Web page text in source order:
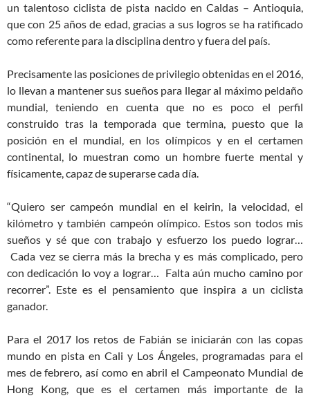
un talentoso ciclista de pista nacido en Caldas – Antioquia,
que con 25 años de edad, gracias a sus logros se ha ratificado
como referente para la disciplina dentro y fuera del país.
Precisamente las posiciones de privilegio obtenidas en el 2016,
lo llevan a mantener sus sueños para llegar al máximo peldaño
mundial, teniendo en cuenta que no es poco el perfil
construido tras la temporada que termina, puesto que la
posición en el mundial, en los olímpicos y en el certamen
continental, lo muestran como un hombre fuerte mental y
físicamente, capaz de superarse cada día.
“Quiero ser campeón mundial en el keirin, la velocidad, el
kilómetro y también campeón olímpico. Estos son todos mis
sueños y sé que con trabajo y esfuerzo los puedo lograr…
Cada vez se cierra más la brecha y es más complicado, pero
con dedicación lo voy a lograr… Falta aún mucho camino por
recorrer”. Este es el pensamiento que inspira a un ciclista
ganador.
Para el 2017 los retos de Fabián se iniciarán con las copas
mundo en pista en Cali y Los Ángeles, programadas para el
mes de febrero, así como en abril el Campeonato Mundial de
Hong Kong, que es el certamen más importante de la